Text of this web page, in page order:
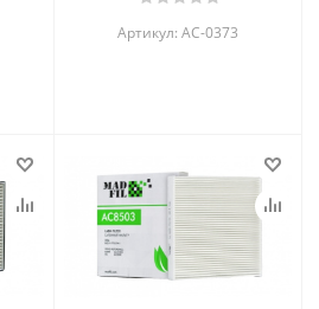
Артикул: AC-0373